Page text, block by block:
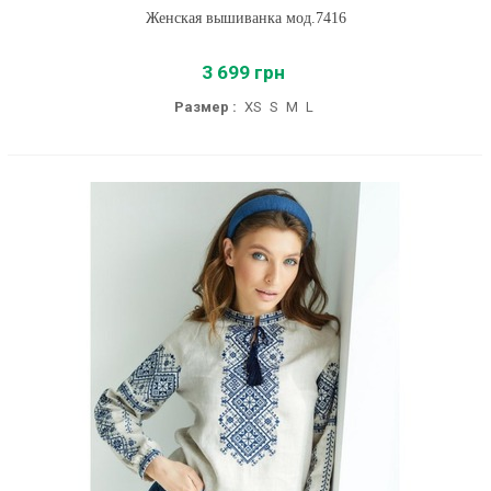
Женская вышиванка мод.7416
3 699 грн
Размер : XS S M L